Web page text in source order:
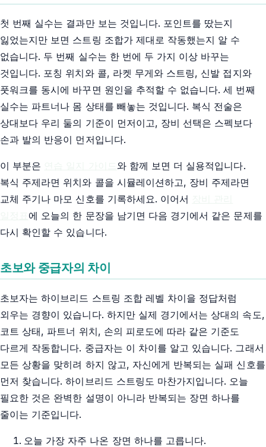
첫 번째 실수는 결과만 보는 것입니다. 포인트를 땄는지
잃었는지만 보면 스트링 조합가 제대로 작동했는지 알 수
없습니다. 두 번째 실수는 한 번에 두 가지 이상 바꾸는
것입니다. 포칭 위치와 콜, 라켓 무게와 스트링, 신발 접지와
풋워크를 동시에 바꾸면 원인을 추적할 수 없습니다. 세 번째
실수는 파트너나 몸 상태를 빼놓는 것입니다. 복식 전술은
상대보다 우리 둘의 기준이 먼저이고, 장비 선택은 스펙보다
손과 발의 반응이 먼저입니다.
이 부분은
와 함께 보면 더 실용적입니다.
복식 주제라면 위치와 콜을 시뮬레이션하고, 장비 주제라면
교체 주기나 마모 신호를 기록하세요. 이어서
에 오늘의 한 문장을 남기면 다음 경기에서 같은 문제를
다시 확인할 수 있습니다.
초보와 중급자의 차이
초보자는 하이브리드 스트링 조합 레벨 차이을 정답처럼
외우는 경향이 있습니다. 하지만 실제 경기에서는 상대의 속도,
코트 상태, 파트너 위치, 손의 피로도에 따라 같은 기준도
다르게 작동합니다. 중급자는 이 차이를 알고 있습니다. 그래서
모든 상황을 맞히려 하지 않고, 자신에게 반복되는 실패 신호를
먼저 찾습니다. 하이브리드 스트링도 마찬가지입니다. 오늘
필요한 것은 완벽한 설명이 아니라 반복되는 장면 하나를
줄이는 기준입니다.
오늘 가장 자주 나온 장면 하나를 고릅니다.